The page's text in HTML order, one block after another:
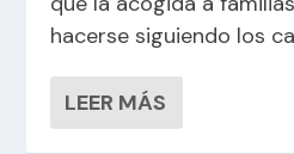
hacerse siguiendo los
LEER MÁS